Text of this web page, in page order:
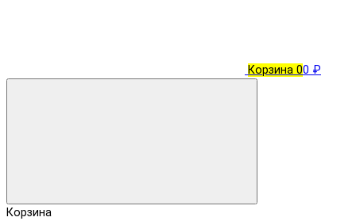
Корзина 00 ₽
Корзина